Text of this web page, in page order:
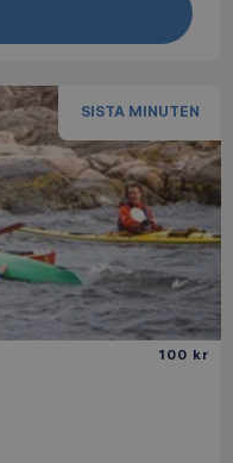
SISTA MINUTEN
100 kr